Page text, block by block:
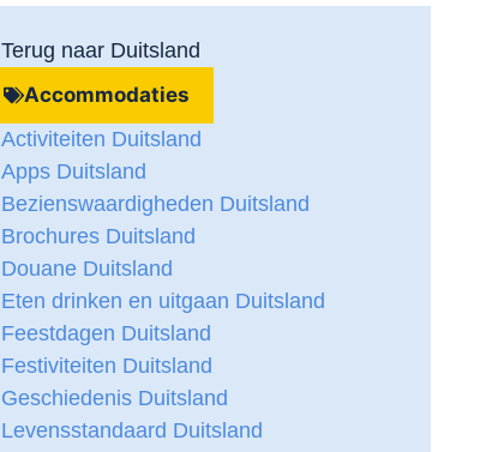
Terug naar Duitsland
Accommodaties
Activiteiten Duitsland
Apps Duitsland
Bezienswaardigheden Duitsland
Brochures Duitsland
Douane Duitsland
Eten drinken en uitgaan Duitsland
Feestdagen Duitsland
Festiviteiten Duitsland
Geschiedenis Duitsland
Levensstandaard Duitsland